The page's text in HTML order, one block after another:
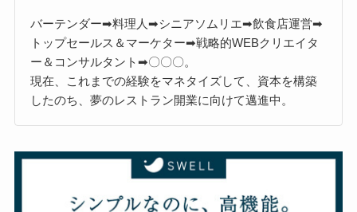
バーテンダー➡料理人➡シニアソムリエ➡飲食店運営➡
トップセールス＆マーケター➡戦略的WEBクリエイタ
ー＆コンサルタント➡〇〇〇。
現在、これまでの経験をマネタイズして、資本を構築
したのち、夢のレストラン開業に向けて邁進中。